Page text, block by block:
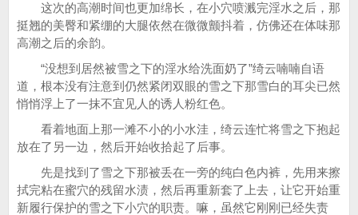
这次的高潮时间也更加绵长，在小穴喷溅完淫水之后，那
挺翘的美臀和紧绷的大腿依然在微微颤抖着，仿佛还在体味那
高潮之后的余韵。
“没想到居然被雪之下的淫水给洗面奶了”绮云喃喃自语
道，根本没有注意到仍然紧闭双眼的雪之下那雪白的耳尖已然
悄悄浮上了一抹不宜见人的诱人粉红色。
看着地面上那一滩不小的小水洼，绮云连忙将雪之下抱起
放在了另一边，然后开始收拾起了后事。
先是找到了雪之下那被丢在一旁的纯白色内裤，先用来擦
拭完粘在蜜穴的残留水渍，然后再重新套了上去，让它开始重
新履行保护的雪之下小穴的职责。嘛，虽然它刚刚已经失责